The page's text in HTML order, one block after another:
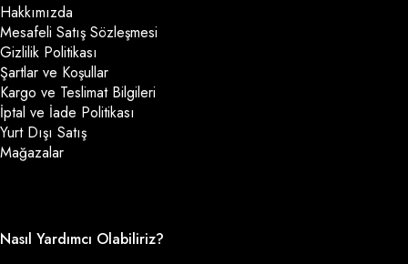
Hakkımızda
Mesafeli Satış Sözleşmesi
Gizlilik Politikası
Şartlar ve Koşullar
Kargo ve Teslimat Bilgileri
İptal ve İade Politikası
Yurt Dışı Satış
Mağazalar
Nasıl Yardımcı Olabiliriz?